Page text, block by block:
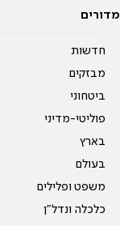
מדורים
חדשות
מבזקים
ביטחוני
פוליטי-מדיני
בארץ
בעולם
משפט ופלילים
כלכלה ונדל"ן